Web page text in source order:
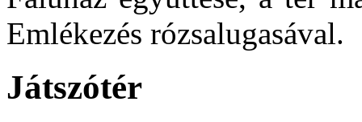
Emlékezés rózsalugasával.
Játszótér